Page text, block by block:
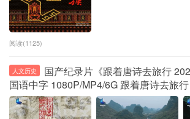
阅读(1125)
人文历史
国产纪录片《跟着唐诗去旅行
国语中字 1080P/MP4/6G 跟着唐诗去旅行